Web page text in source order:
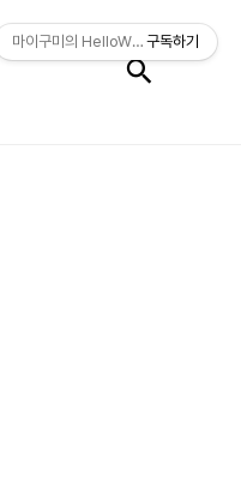
검색
마이구미의 HelloWorld구독하기